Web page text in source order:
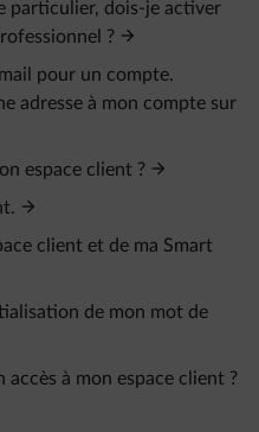
particulier, dois-je activer
?
pour un compte.
adresse à mon compte sur
espace client ?
client et de ma Smart
de mon mot de
accès à mon espace client ?